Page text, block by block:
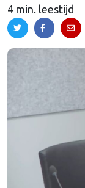
4 min. leestijd